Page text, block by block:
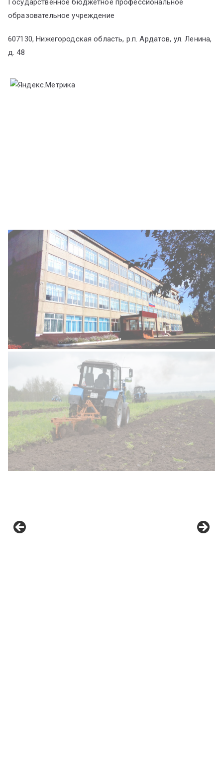
Государственное бюджетное профессиональное
образовательное учреждение
607130, Нижегородская область, р.п. Ардатов, ул. Ленина,
д. 48